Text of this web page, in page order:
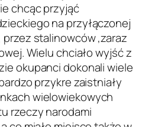
chcąc przyjąć
na przyłączonej
przez stalinowców ,zaraz
Wielu chciało wyjść z
okupanci dokonali wiele
przykre zaistniały
wielowiekowych
rzeczy narodami